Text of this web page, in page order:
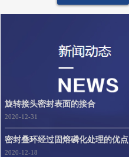
旋转接头密封表面的接合
2020-12-31
密封叠环经过固熔磷化处理的优点
2020-12-18